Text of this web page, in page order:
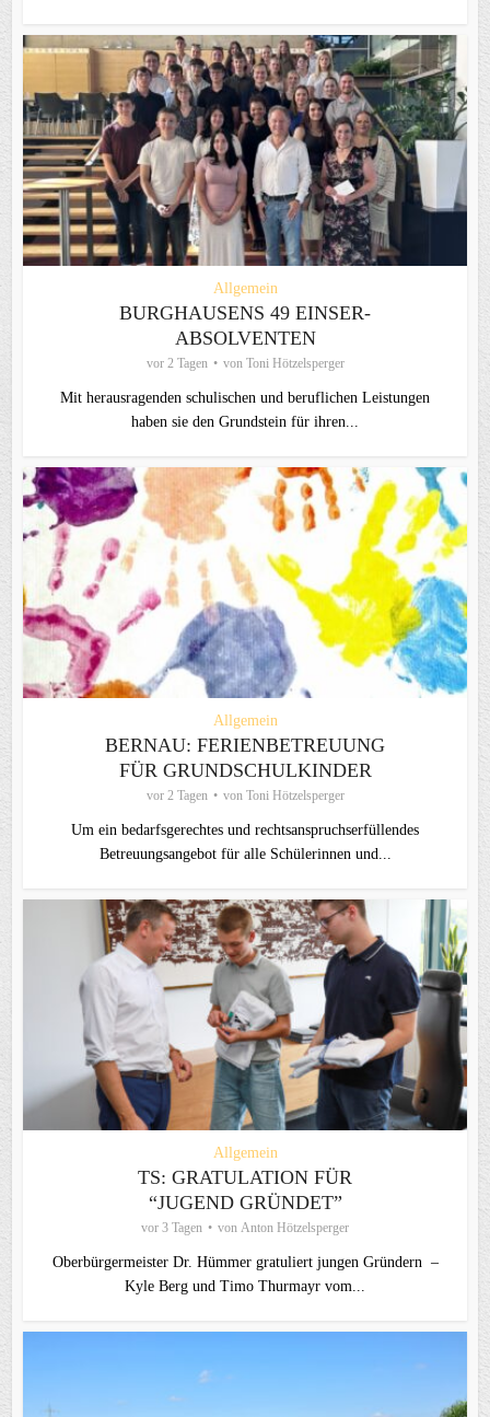
Allgemein
BURGHAUSENS 49 EINSER-
ABSOLVENTEN
vor 2 Tagen von Toni Hötzelsperger
Mit herausragenden schulischen und beruflichen Leistungen
haben sie den Grundstein für ihren...
Allgemein
BERNAU: FERIENBETREUUNG
FÜR GRUNDSCHULKINDER
vor 2 Tagen von Toni Hötzelsperger
Um ein bedarfsgerechtes und rechtsanspruchserfüllendes
Betreuungsangebot für alle Schülerinnen und...
Allgemein
TS: GRATULATION FÜR
“JUGEND GRÜNDET”
vor 3 Tagen von Anton Hötzelsperger
Oberbürgermeister Dr. Hümmer gratuliert jungen Gründern –
Kyle Berg und Timo Thurmayr vom...